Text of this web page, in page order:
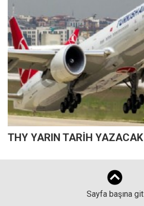
THY YARIN TARİH YAZACAK
Sayfa başına git